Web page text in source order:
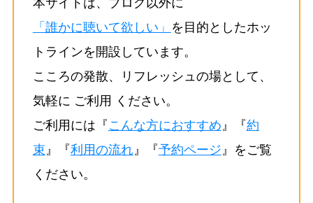
「誰かに聴いて欲しい」 を目的としたホッ
トラインを開設しています。
こころの発散、リフレッシュの場として、
気軽に ご利用 ください。
ご利用には『 こんな方におすすめ 』『約
束 』『利用の流れ』『予約ページ 』をご覧
ください。